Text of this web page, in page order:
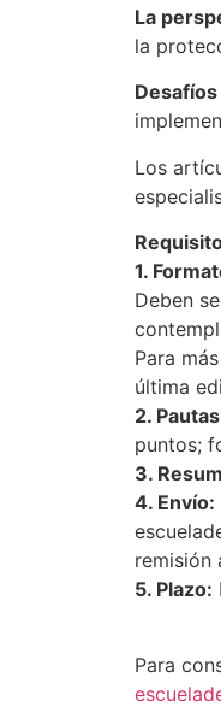
La
la
Los
1.
Deben
Para
última
2.
puntos;
3.
4. Envío:
remisión
5. Plazo:
Para